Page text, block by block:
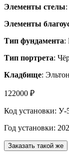
Элементы стелы
Элементы
Тип фундамента:
Тип портрета:
Кладбище:
122000 ₽
Код установки: У-
Год установки:
Заказать такой же